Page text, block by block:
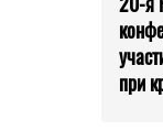
при